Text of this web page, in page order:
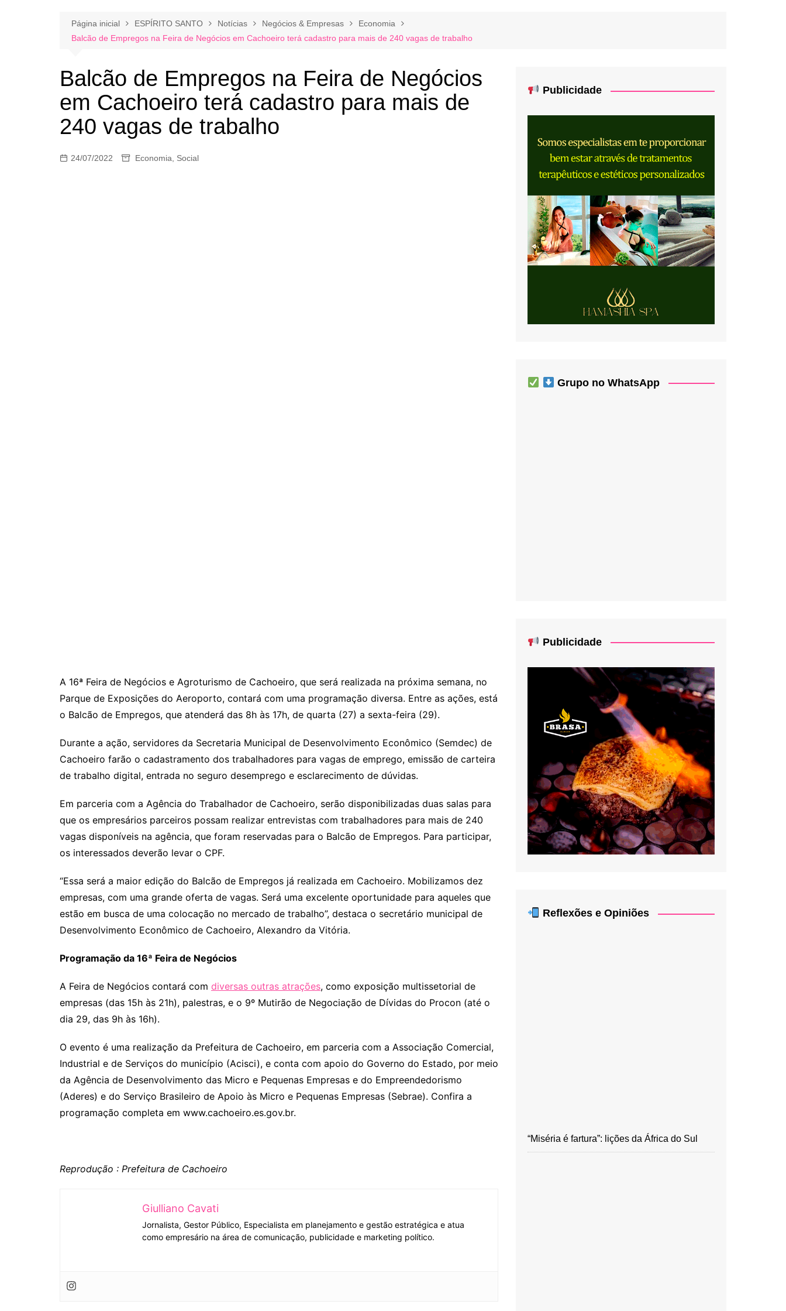
Página inicial ESPÍRITO SANTO Notícias Negócios & Empresas
Economia
Balcão de Empregos na Feira de Negócios em Cachoeiro terá cadastro para mais de 240 vagas de trabalho
Balcão de Empregos na Feira de Negócios
em Cachoeiro terá cadastro para mais de
240 vagas de trabalho
24/07/2022 Economia Social
A 16ª Feira de Negócios e Agroturismo de Cachoeiro, que será realizada na próxima semana, no
Parque de Exposições do Aeroporto, contará com uma programação diversa. Entre as ações, está
o Balcão de Empregos, que atenderá das 8h às 17h, de quarta (27) a sexta-feira (29).
Durante a ação, servidores da Secretaria Municipal de Desenvolvimento Econômico (Semdec) de
Cachoeiro farão o cadastramento dos trabalhadores para vagas de emprego, emissão de carteira
de trabalho digital, entrada no seguro desemprego e esclarecimento de dúvidas.
Em parceria com a Agência do Trabalhador de Cachoeiro, serão disponibilizadas duas salas para
que os empresários parceiros possam realizar entrevistas com trabalhadores para mais de 240
vagas disponíveis na agência, que foram reservadas para o Balcão de Empregos. Para participar,
os interessados deverão levar o CPF.
“Essa será a maior edição do Balcão de Empregos já realizada em Cachoeiro. Mobilizamos dez
empresas, com uma grande oferta de vagas. Será uma excelente oportunidade para aqueles que
estão em busca de uma colocação no mercado de trabalho”, destaca o secretário municipal de
Desenvolvimento Econômico de Cachoeiro, Alexandro da Vitória.
Programação da 16ª Feira de Negócios
A Feira de Negócios contará com diversas outras atrações, como exposição multissetorial de
empresas (das 15h às 21h), palestras, e o 9º Mutirão de Negociação de Dívidas do Procon (até o
dia 29, das 9h às 16h).
O evento é uma realização da Prefeitura de Cachoeiro, em parceria com a Associação Comercial,
Industrial e de Serviços do município (Acisci), e conta com apoio do Governo do Estado, por meio
da Agência de Desenvolvimento das Micro e Pequenas Empresas e do Empreendedorismo
(Aderes) e do Serviço Brasileiro de Apoio às Micro e Pequenas Empresas (Sebrae). Confira a
programação completa em www.cachoeiro.es.gov.br.
Reprodução : Prefeitura de Cachoeiro
Giulliano Cavati
Jornalista, Gestor Público, Especialista em planejamento e gestão estratégica e atua
como empresário na área de comunicação, publicidade e marketing político.
Publicidade
Grupo no WhatsApp
Publicidade
Reflexões e Opiniões
“Miséria é fartura”: lições da África do Sul